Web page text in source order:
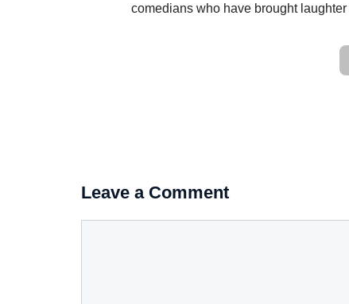
comedians who have brought
Leave a Comment